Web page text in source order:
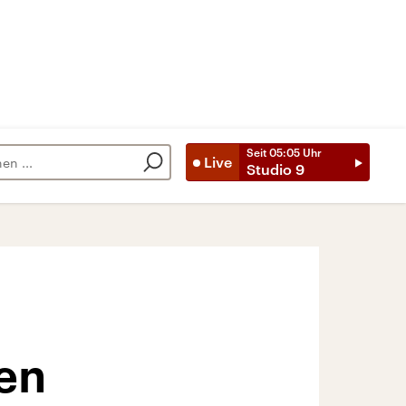
Live
Seit 05:05 Uhr
Studio 9